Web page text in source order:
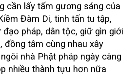
cần lấy tấm gương sáng của
Đàm Di, tinh tấn tu tập,
pháp, dân tộc, giữ gìn giới
đồng tâm cùng nhau xây
nhà Phật pháp ngày càng
nhiều thành tựu hơn nữa